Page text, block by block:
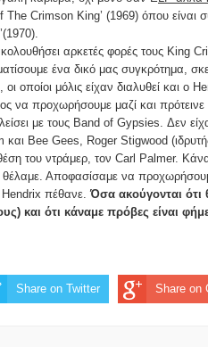
The Crimson King’ (1969) όπου είναι
’(1970).
αρκετές φορές τους King
ένα δικό μας συγκρότημα,
μόλις είχαν διαλυθεί και ο
να προχωρήσουμε μαζί και
με τους Band of Gypsies. Δεν
Bee Gees, Roger Stigwood
του ντράμερ, τον Carl Palmer.
θέλαμε. Αποφασίσαμε να
Hendrix πέθανε.Όσα ακούγονται
και ότι κάναμε πρόβες είναι
Share on Twitter Share on